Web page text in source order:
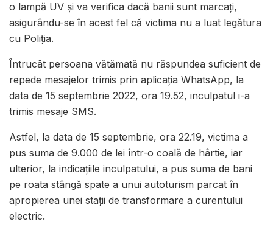
o lampă UV și va verifica dacă banii sunt marcați,
asigurându-se în acest fel că victima nu a luat legătura
cu Poliția.
Întrucât persoana vătămată nu răspundea suficient de
repede mesajelor trimis prin aplicația WhatsApp, la
data de 15 septembrie 2022, ora 19.52, inculpatul i-a
trimis mesaje SMS.
Astfel, la data de 15 septembrie, ora 22.19, victima a
pus suma de 9.000 de lei într-o coală de hârtie, iar
ulterior, la indicațiile inculpatului, a pus suma de bani
pe roata stângă spate a unui autoturism parcat în
apropierea unei stații de transformare a curentului
electric.